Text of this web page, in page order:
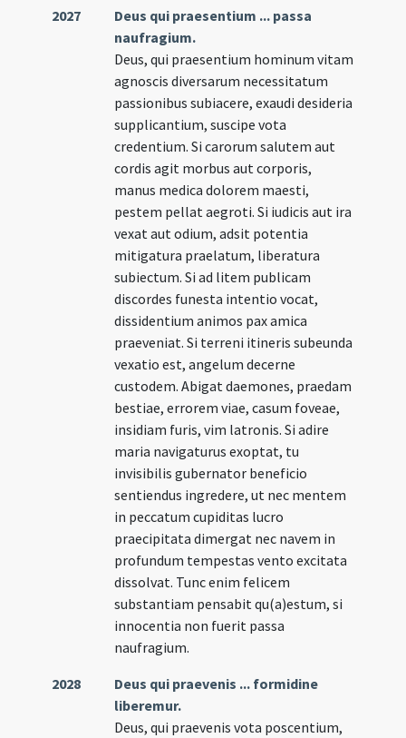
2027
Deus qui praesentium ... passa
naufragium.
Deus, qui praesentium hominum vitam
agnoscis diversarum necessitatum
passionibus subiacere, exaudi desideria
supplicantium, suscipe vota
credentium. Si carorum salutem aut
cordis agit morbus aut corporis,
manus medica dolorem maesti,
pestem pellat aegroti. Si iudicis aut ira
vexat aut odium, adsit potentia
mitigatura praelatum, liberatura
subiectum. Si ad litem publicam
discordes funesta intentio vocat,
dissidentium animos pax amica
praeveniat. Si terreni itineris subeunda
vexatio est, angelum decerne
custodem. Abigat daemones, praedam
bestiae, errorem viae, casum foveae,
insidiam furis, vim latronis. Si adire
maria navigaturus exoptat, tu
invisibilis gubernator beneficio
sentiendus ingredere, ut nec mentem
in peccatum cupiditas lucro
praecipitata dimergat nec navem in
profundum tempestas vento excitata
dissolvat. Tunc enim felicem
substantiam pensabit qu(a)estum, si
innocentia non fuerit passa
naufragium.
2028
Deus qui praevenis ... formidine
liberemur.
Deus, qui praevenis vota poscentium,